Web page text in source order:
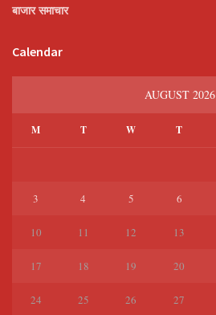
बाजार समाचार
Calendar
AUGUST 2026
M T W T
3 4 5 6
10 11 12 13
17 18 19 20
24 25 26 27